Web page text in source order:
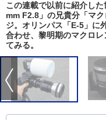
この連載で以前に紹介し
mm F2.8」の兄貴分「マ
ジ。オリンパス「E-5」に
合わせ、黎明期のマクロ
てみる。